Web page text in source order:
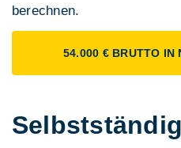
berechnen.
54.000 € BRUTTO IN